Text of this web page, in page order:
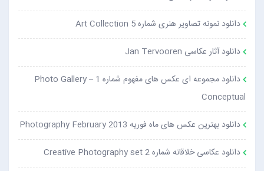
دانلود نمونه تصاویر هنری شماره 5 Art Collection
دانلود آثار عکاسی Jan Tervooren
دانلود مجموعه ای عکس های مفهوم شماره 1 Photo Gallery –
Conceptual
دانلود بهترین عکس های ماه فوریه Photography February 2013
دانلود عکاسی خلاقانه شماره 2 Creative Photography set